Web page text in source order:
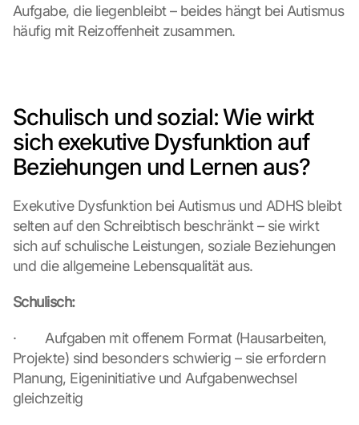
Aufgabe, die liegenbleibt – beides hängt bei Autismus
häufig mit Reizoffenheit zusammen.
Schulisch und sozial: Wie wirkt
sich exekutive Dysfunktion auf
Beziehungen und Lernen aus?
Exekutive Dysfunktion bei Autismus und ADHS bleibt
selten auf den Schreibtisch beschränkt – sie wirkt
sich auf schulische Leistungen, soziale Beziehungen
und die allgemeine Lebensqualität aus.
Schulisch:
·        Aufgaben mit offenem Format (Hausarbeiten,
Projekte) sind besonders schwierig – sie erfordern
Planung, Eigeninitiative und Aufgabenwechsel
gleichzeitig